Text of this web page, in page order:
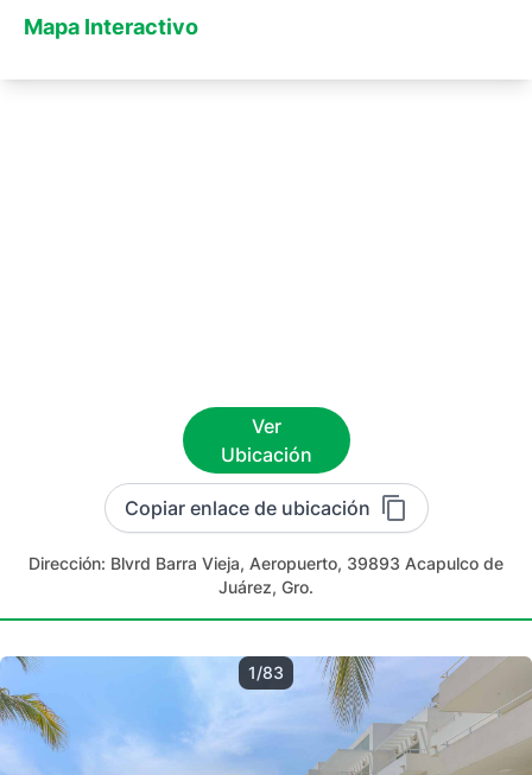
Mapa Interactivo
Ver
Ubicación
Copiar enlace de ubicación
Dirección: Blvrd Barra Vieja, Aeropuerto, 39893 Acapulco de
Juárez, Gro.
1/83